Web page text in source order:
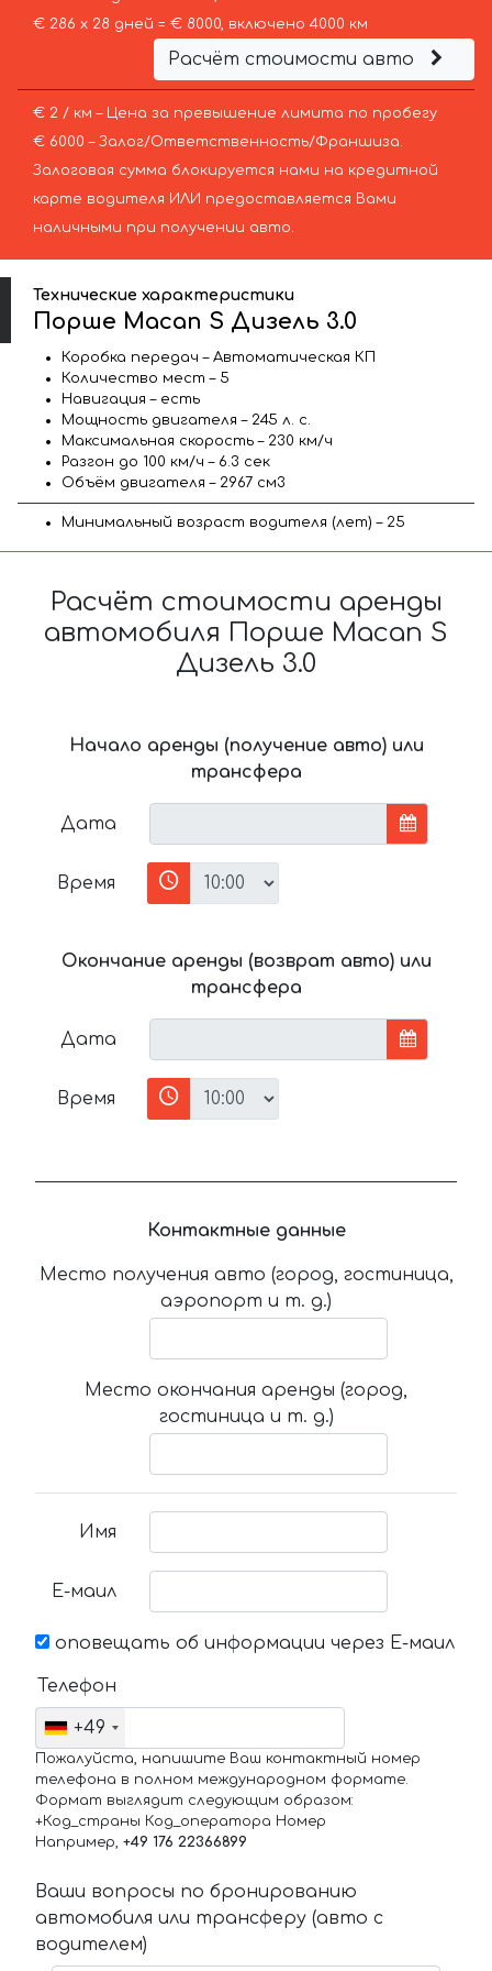
€ 286 х 28 дней = € 8000, включено 4000 км
Расчёт стоимости авто
€ 2 / км – Цена за превышение лимита по пробегу
€ 6000 – Залог/Ответственность/Франшиза.
Залоговая сумма блокируется нами на кредитной
карте водителя ИЛИ предоставляется Вами
наличными при получении авто.
Технические характеристики
Порше Macan S Дизель 3.0
Коробка передач – Автоматическая КП
Количество мест – 5
Навигация – есть
Мощность двигателя – 245 л. с.
Максимальная скорость – 230 км/ч
Разгон до 100 км/ч – 6.3 сек
Объём двигателя – 2967 см3
Минимальный возраст водителя (лет) – 25
Расчёт стоимости аренды
автомобиля Порше Macan S
Дизель 3.0
Начало аренды (получение авто) или
трансфера
Дата
Время
Окончание аренды (возврат авто) или
трансфера
Дата
Время
Контактные данные
Место получения авто (город, гостиница,
аэропорт и т. д.)
Место окончания аренды (город,
гостиница и т. д.)
Имя
Е-маил
оповещать об информации через Е-маил
Телефон
+49
Пожалуйста, напишите Ваш контактный номер
телефона в полном международном формате.
Формат выглядит следующим образом:
+Код_страны Код_оператора Номер
Например, +49 176 22366899
Ваши вопросы по бронированию
автомобиля или трансферу (авто с
водителем)